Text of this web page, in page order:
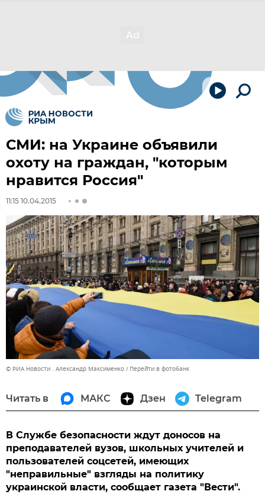
СМИ: на Украине объявили
охоту на граждан, "которым
нравится Россия"
11:15 10.04.2015
© РИА Новости . Александр Максименко Перейти в фотобанк
Читать в МАКС Дзен Telegram
В Службе безопасности ждут доносов на
преподавателей вузов, школьных учителей и
пользователей соцсетей, имеющих
"неправильные" взгляды на политику
украинской власти, сообщает газета "Вести".